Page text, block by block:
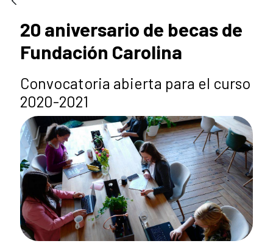
20 aniversario de becas de
Fundación Carolina
Convocatoria abierta para el curso
2020-2021